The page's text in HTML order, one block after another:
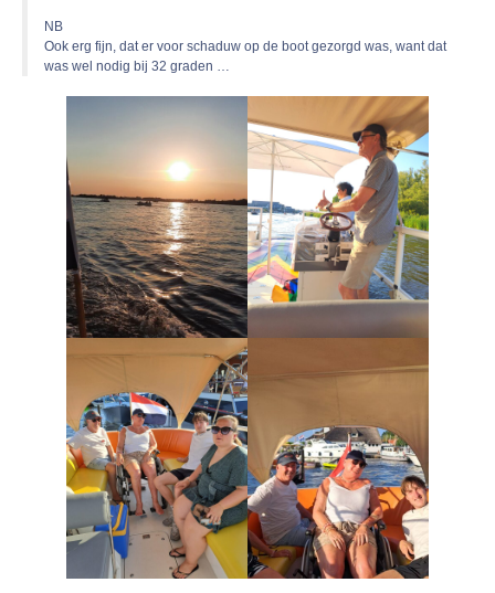
NB
Ook erg fijn, dat er voor schaduw op de boot gezorgd was, want dat
was wel nodig bij 32 graden …